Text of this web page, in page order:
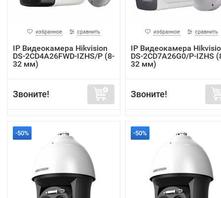
избранное сравнить
IP Видеокамера Hikvision
DS-2CD4A26FWD-IZHS/P (8-
32 мм)
Звоните!
избранное сравнить
IP Видеокамера
DS-2CD7A26G0/P-IZHS
32 мм)
Звоните!
-50% -50%